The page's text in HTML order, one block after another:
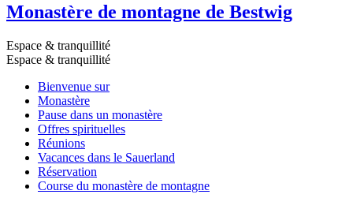
Monastère de montagne de Bestwig
Espace & tranquillité
Espace & tranquillité
Bienvenue sur
Monastère
Pause dans un monastère
Offres spirituelles
Réunions
Vacances dans le Sauerland
Réservation
Course du monastère de montagne